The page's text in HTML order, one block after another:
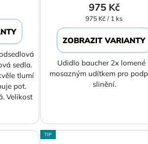
sedla.
tlumí
pot.
Velikost
975 Kč
Měrná
cena:
975 Kč / 1 ks
ZOBRAZIT VARIANTY
Udidlo baucher 2x lomené
mosazným udítkem pro
slinění.
TIP